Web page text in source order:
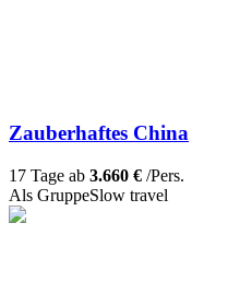
Zauberhaftes China
17 Tage ab 3.660 € /Pers.
Als GruppeSlow travel